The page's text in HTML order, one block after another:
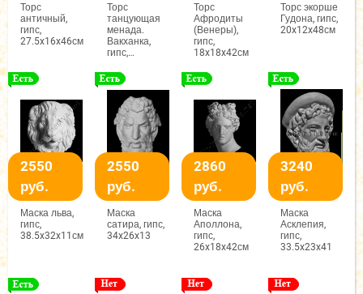
Торс
античный,
гипс,
27.5x16x46см
Торс
танцующая
менада.
Вакханка,
гипс,
Торс
Афродиты
(Венеры),
гипс,
18x18x42см
Торс экорше
Гудона, гипс,
20x12x48см
2550
руб.
Маска льва,
гипс,
38.5x32x11см
2550
руб.
Маска
сатира, гипс,
34x26x13
2860
руб.
Маска
Аполлона,
гипс,
26x18x42см
3240
руб.
Маска
Асклепия,
гипс,
33.5x23x41